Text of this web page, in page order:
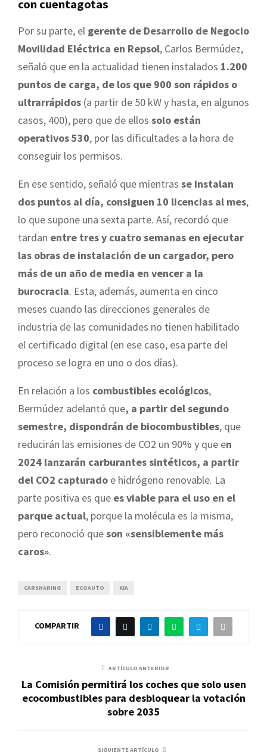
con cuentagotas
Por su parte, el gerente de Desarrollo de Negocio
Movilidad Eléctrica en Repsol, Carlos Bermúdez,
señaló que en la actualidad tienen instalados 1.200
puntos de carga, de los que 900 son rápidos o
ultrarrápidos (a partir de 50 kW y hasta, en algunos
casos, 400), pero que de ellos solo están
operativos 530, por las dificultades a la hora de
conseguir los permisos.
En ese sentido, señaló que mientras se instalan
dos puntos al día, consiguen 10 licencias al mes,
lo que supone una sexta parte. Así, recordó que
tardan entre tres y cuatro semanas en ejecutar
las obras de instalación de un cargador, pero
más de un año de media en vencer a la
burocracia. Esta, además, aumenta en cinco
meses cuando las direcciones generales de
industria de las comunidades no tienen habilitado
el certificado digital (en ese caso, esa parte del
proceso se logra en uno o dos días).
En relación a los combustibles ecológicos,
Bermúdez adelantó que, a partir del segundo
semestre, dispondrán de biocombustibles, que
reducirán las emisiones de CO2 un 90% y que en
2024 lanzarán carburantes sintéticos, a partir
del CO2 capturado e hidrógeno renovable. La
parte positiva es que es viable para el uso en el
parque actual, porque la molécula es la misma,
pero reconoció queson «sensiblemente más
caros».
CARSHARING ECOAUTO KIA
COMPARTIR
ARTÍCULO ANTERIOR
La Comisión permitirá los coches que solo usen
ecocombustibles para desbloquear la votación
sobre 2035
SIGUIENTE ARTÍCULO